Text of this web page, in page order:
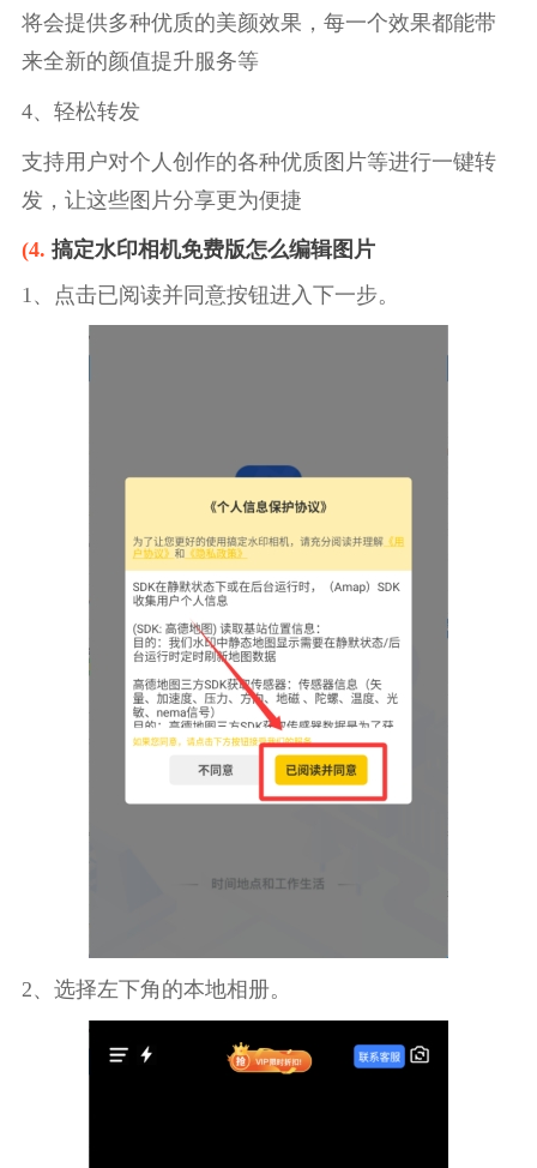
将会提供多种优质的美颜效果，每一个效果都能带
来全新的颜值提升服务等
4、轻松转发
支持用户对个人创作的各种优质图片等进行一键转
发，让这些图片分享更为便捷
(4. 搞定水印相机免费版怎么编辑图片
1、点击已阅读并同意按钮进入下一步。
2、选择左下角的本地相册。